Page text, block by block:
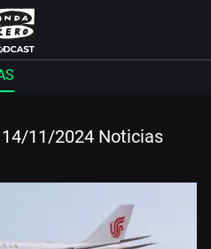
11/2024 Noticias